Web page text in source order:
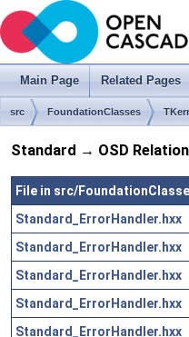
Main Page Related Pages
src FoundationClasses
Standard → OSD Relation
File in src/
Standard_ErrorHandler.hxx
Standard_ErrorHandler.hxx
Standard_ErrorHandler.hxx
Standard_ErrorHandler.hxx
Standard_ErrorHandler.hxx